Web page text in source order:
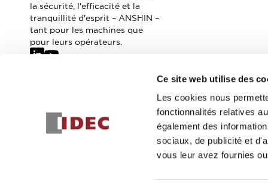
Ce site web utilise des
Les cookies nous
fonctionnalités relatives
également des
sociaux, de publicité et
vous leur avez fournies
Fichiers CAO
Produits conformes aux normes
Documentation Webinaires
Vidéothèque
la sécurité, l'efficacité et la
tranquillité d'esprit – ANSHIN –
tant pour les machines que
pour leurs opérateurs.
Inscrivez-
Politique de confidentialité